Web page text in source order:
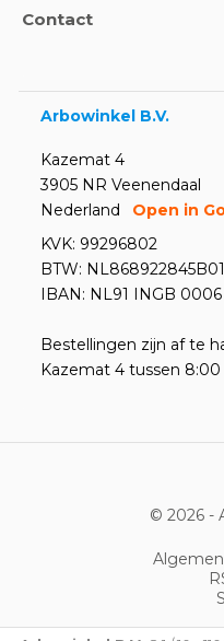
Contact
Arbowinkel B.V.
Kazemat 4
3905 NR Veenendaal
Nederland
Open in
KVK: 99296802
BTW: NL868922845B01
IBAN: NL91 INGB
Bestellingen zijn af te
Kazemat 4 tussen 8:00
© 2026 -